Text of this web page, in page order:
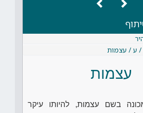
/ ע / עצמות
עצמות
בשם עצמות, להיותו עיקר